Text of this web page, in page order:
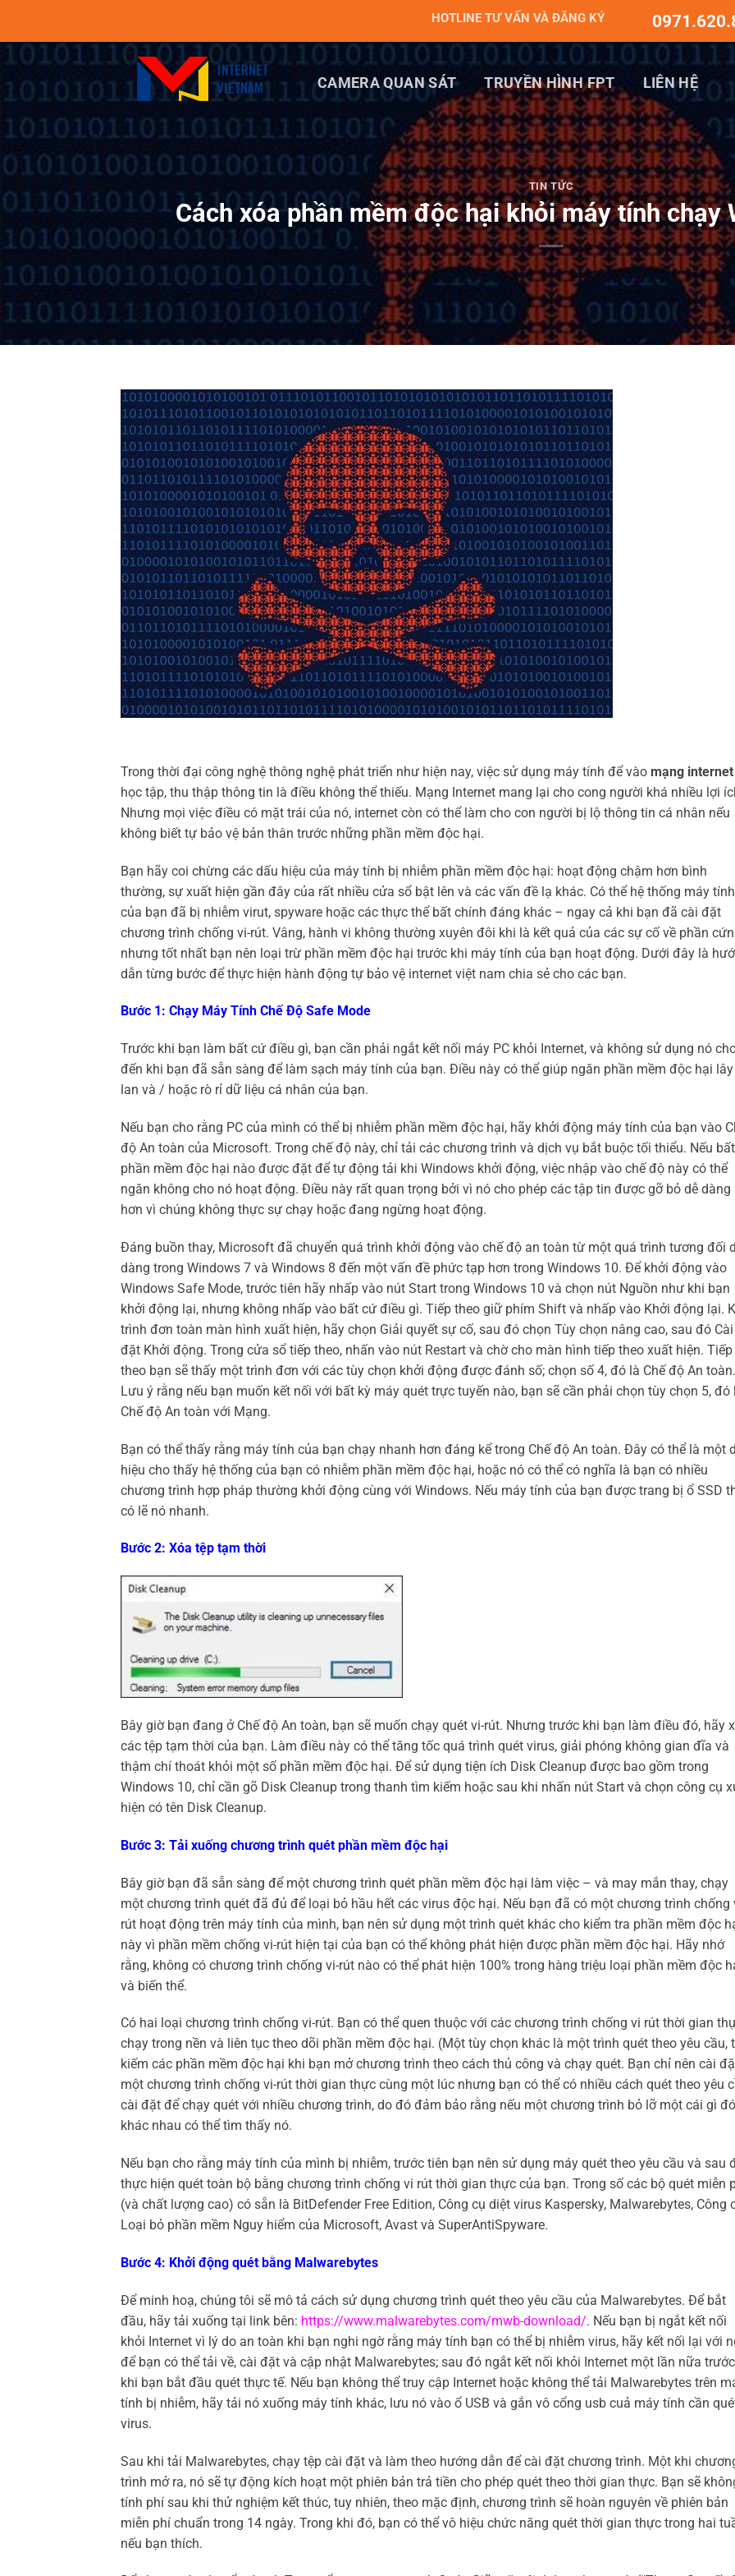
HOTLINE TƯ VẤN VÀ ĐĂNG KÝ
CAMERA QUAN SÁT TRUYỀN HÌNH FPT LIÊN HỆ
TIN TỨC
Cách xóa phần mềm độc hại khỏi máy tính chạy
Trong thời đại công nghệ thông nghệ phát triển như hiện nay, việc sử dụng máy tính để vào mạng internet
học tập, thu thập thông tin là điều không thể thiếu. Mạng Internet mang lại cho cong người khá nhiều lợi
Nhưng mọi việc điều có mặt trái của nó, internet còn có thể làm cho con người bị lộ thông tin cá nhân nếu
không biết tự bảo vệ bản thân trước những phần mềm độc hại.
Bạn hãy coi chừng các dấu hiệu của máy tính bị nhiễm phần mềm độc hại: hoạt động chậm hơn bình
thường, sự xuất hiện gần đây của rất nhiều cửa sổ bật lên và các vấn đề lạ khác. Có thể hệ thống máy tính
của bạn đã bị nhiễm virut, spyware hoặc các thực thể bất chính đáng khác – ngay cả khi bạn đã cài đặt
chương trình chống vi-rút. Vâng, hành vi không thường xuyên đôi khi là kết quả của các sự cố về phần
nhưng tốt nhất bạn nên loại trừ phần mềm độc hại trước khi máy tính của bạn hoạt động. Dưới đây là
dẫn từng bước để thực hiện hành động tự bảo vệ internet việt nam chia sẻ cho các bạn.
Bước 1: Chạy Máy Tính Chế Độ Safe Mode
Trước khi bạn làm bất cứ điều gì, bạn cần phải ngắt kết nối máy PC khỏi Internet, và không sử dụng nó
đến khi bạn đã sẵn sàng để làm sạch máy tính của bạn. Điều này có thể giúp ngăn phần mềm độc hại lây
lan và / hoặc rò rỉ dữ liệu cá nhân của bạn.
Nếu bạn cho rằng PC của mình có thể bị nhiễm phần mềm độc hại, hãy khởi động máy tính của bạn vào
độ An toàn của Microsoft. Trong chế độ này, chỉ tải các chương trình và dịch vụ bắt buộc tối thiểu. Nếu
phần mềm độc hại nào được đặt để tự động tải khi Windows khởi động, việc nhập vào chế độ này có thể
ngăn không cho nó hoạt động. Điều này rất quan trọng bởi vì nó cho phép các tập tin được gỡ bỏ dễ dàng
hơn vì chúng không thực sự chạy hoặc đang ngừng hoạt động.
Đáng buồn thay, Microsoft đã chuyển quá trình khởi động vào chế độ an toàn từ một quá trình tương đối
dàng trong Windows 7 và Windows 8 đến một vấn đề phức tạp hơn trong Windows 10. Để khởi động vào
Windows Safe Mode, trước tiên hãy nhấp vào nút Start trong Windows 10 và chọn nút Nguồn như khi bạn
khởi động lại, nhưng không nhấp vào bất cứ điều gì. Tiếp theo giữ phím Shift và nhấp vào Khởi động lại.
trình đơn toàn màn hình xuất hiện, hãy chọn Giải quyết sự cố, sau đó chọn Tùy chọn nâng cao, sau đó Cài
đặt Khởi động. Trong cửa sổ tiếp theo, nhấn vào nút Restart và chờ cho màn hình tiếp theo xuất hiện. Tiếp
theo bạn sẽ thấy một trình đơn với các tùy chọn khởi động được đánh số; chọn số 4, đó là Chế độ An toàn.
Lưu ý rằng nếu bạn muốn kết nối với bất kỳ máy quét trực tuyến nào, bạn sẽ cần phải chọn tùy chọn 5, đó
Chế độ An toàn với Mạng.
Bạn có thể thấy rằng máy tính của bạn chạy nhanh hơn đáng kể trong Chế độ An toàn. Đây có thể là một
hiệu cho thấy hệ thống của bạn có nhiễm phần mềm độc hại, hoặc nó có thể có nghĩa là bạn có nhiều
chương trình hợp pháp thường khởi động cùng với Windows. Nếu máy tính của bạn được trang bị ổ SSD
có lẽ nó nhanh.
Bước 2: Xóa tệp tạm thời
Bây giờ bạn đang ở Chế độ An toàn, bạn sẽ muốn chạy quét vi-rút. Nhưng trước khi bạn làm điều đó, hãy
các tệp tạm thời của bạn. Làm điều này có thể tăng tốc quá trình quét virus, giải phóng không gian đĩa và
thậm chí thoát khỏi một số phần mềm độc hại. Để sử dụng tiện ích Disk Cleanup được bao gồm trong
Windows 10, chỉ cần gõ Disk Cleanup trong thanh tìm kiếm hoặc sau khi nhấn nút Start và chọn công cụ
hiện có tên Disk Cleanup.
Bước 3: Tải xuống chương trình quét phần mềm độc hại
Bây giờ bạn đã sẵn sàng để một chương trình quét phần mềm độc hại làm việc – và may mắn thay, chạy
một chương trình quét đã đủ để loại bỏ hầu hết các virus độc hại. Nếu bạn đã có một chương trình chống
rút hoạt động trên máy tính của mình, bạn nên sử dụng một trình quét khác cho kiểm tra phần mềm độc
này vì phần mềm chống vi-rút hiện tại của bạn có thể không phát hiện được phần mềm độc hại. Hãy nhớ
rằng, không có chương trình chống vi-rút nào có thể phát hiện 100% trong hàng triệu loại phần mềm độc
và biến thể.
Có hai loại chương trình chống vi-rút. Bạn có thể quen thuộc với các chương trình chống vi rút thời gian
chạy trong nền và liên tục theo dõi phần mềm độc hại. (Một tùy chọn khác là một trình quét theo yêu cầu,
kiếm các phần mềm độc hại khi bạn mở chương trình theo cách thủ công và chạy quét. Bạn chỉ nên cài
một chương trình chống vi-rút thời gian thực cùng một lúc nhưng bạn có thể có nhiều cách quét theo yêu
cài đặt để chạy quét với nhiều chương trình, do đó đảm bảo rằng nếu một chương trình bỏ lỡ một cái gì đó
khác nhau có thể tìm thấy nó.
Nếu bạn cho rằng máy tính của mình bị nhiễm, trước tiên bạn nên sử dụng máy quét theo yêu cầu và sau
thực hiện quét toàn bộ bằng chương trình chống vi rút thời gian thực của bạn. Trong số các bộ quét miễn
(và chất lượng cao) có sẵn là BitDefender Free Edition, Công cụ diệt virus Kaspersky, Malwarebytes, Công
Loại bỏ phần mềm Nguy hiểm của Microsoft, Avast và SuperAntiSpyware.
Bước 4: Khởi động quét bằng Malwarebytes
Để minh hoạ, chúng tôi sẽ mô tả cách sử dụng chương trình quét theo yêu cầu của Malwarebytes. Để bắt
đầu, hãy tải xuống tại link bên: https://www.malwarebytes.com/mwb-download/. Nếu bạn bị ngắt kết nối
khỏi Internet vì lý do an toàn khi bạn nghi ngờ rằng máy tính bạn có thể bị nhiễm virus, hãy kết nối lại với
để bạn có thể tải về, cài đặt và cập nhật Malwarebytes; sau đó ngắt kết nối khỏi Internet một lần nữa trước
khi bạn bắt đầu quét thực tế. Nếu bạn không thể truy cập Internet hoặc không thể tải Malwarebytes trên
tính bị nhiễm, hãy tải nó xuống máy tính khác, lưu nó vào ổ USB và gắn vô cổng usb cuả máy tính cần
virus.
Sau khi tải Malwarebytes, chạy tệp cài đặt và làm theo hướng dẫn để cài đặt chương trình. Một khi
trình mở ra, nó sẽ tự động kích hoạt một phiên bản trả tiền cho phép quét theo thời gian thực. Bạn sẽ
tính phí sau khi thử nghiệm kết thúc, tuy nhiên, theo mặc định, chương trình sẽ hoàn nguyên về phiên bản
miễn phí chuẩn trong 14 ngày. Trong khi đó, bạn có thể vô hiệu chức năng quét thời gian thực trong hai
nếu bạn thích.